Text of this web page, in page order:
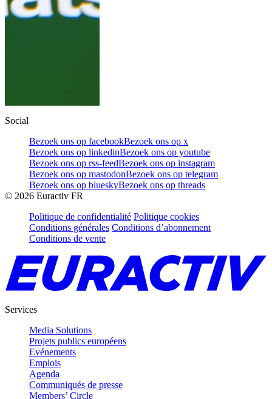
Social
Bezoek ons op facebookBezoek ons op x
Bezoek ons op linkedinBezoek ons op youtube
Bezoek ons op rss-feedBezoek ons op instagram
Bezoek ons op mastodonBezoek ons op telegram
Bezoek ons op blueskyBezoek ons op threads
© 2026 Euractiv FR
Politique de confidentialité Politique cookies
Conditions générales Conditions d’abonnement
Conditions de vente
Services
Media Solutions
Projets publics européens
Evénements
Emplois
Agenda
Communiqués de presse
Members’ Circle